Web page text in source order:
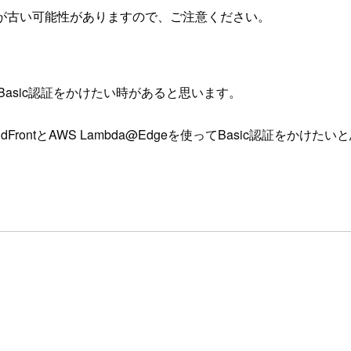
い可能性がありますので、ご注意ください。
認証をかけたい時があると思います。
とAWS Lambda@Edgeを使ってBasic認証をかけたいと